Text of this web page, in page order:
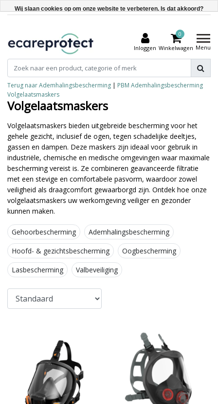
Inloggen
0
Winkelwagen Menu
Terug naar Ademhalingsbescherming | PBM Ademhalingsbescherming
Volgelaatsmaskers
Volgelaatsmaskers
Volgelaatsmaskers bieden uitgebreide bescherming voor het
gehele gezicht, inclusief de ogen, tegen schadelijke deeltjes,
gassen en dampen. Deze maskers zijn ideaal voor gebruik in
industriële, chemische en medische omgevingen waar maximale
bescherming vereist is. Ze combineren geavanceerde filtratie
met een stevige en comfortabele pasvorm, waardoor zowel
veiligheid als draagcomfort gewaarborgd zijn. Ontdek hoe onze
volgelaatsmaskers uw werkomgeving veiliger en gezonder
kunnen maken.
Gehoorbescherming Ademhalingsbescherming
Hoofd- & gezichtsbescherming Oogbescherming
Lasbescherming Valbeveiliging
Wij slaan cookies op om onze website te verbeteren. Is dat akkoord?